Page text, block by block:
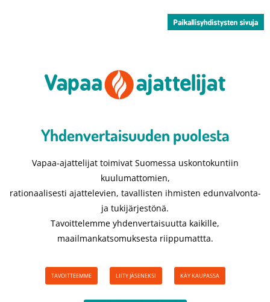
Yhdenvertaisuuden puolesta​
Vapaa-ajattelijat toimivat Suomessa uskontokuntiin
kuulumattomien,
rationaalisesti ajattelevien, tavallisten ihmisten edunvalvonta-
ja tukijärjestönä.
Tavoittelemme yhdenvertaisuutta kaikille,
maailmankatsomuksesta riippumattta.
TAVOITTEEMME LIITY JÄSENEKSI KÄY KAUPASSA